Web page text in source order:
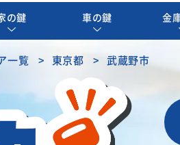
の鍵 車の鍵 金
一覧 東京都 武蔵野市